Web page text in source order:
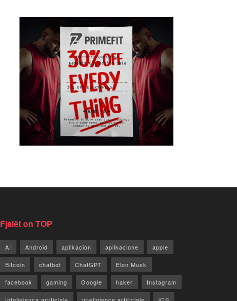
Fjalët on TOP
AI Android aplikacion aplikacione apple
Bitcoin chatbot ChatGPT Elon Musk
facebook gaming Google haker Instagram